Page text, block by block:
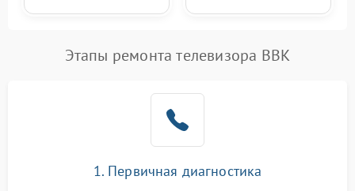
Этапы ремонта телевизора BBK
1. Первичная диагностика